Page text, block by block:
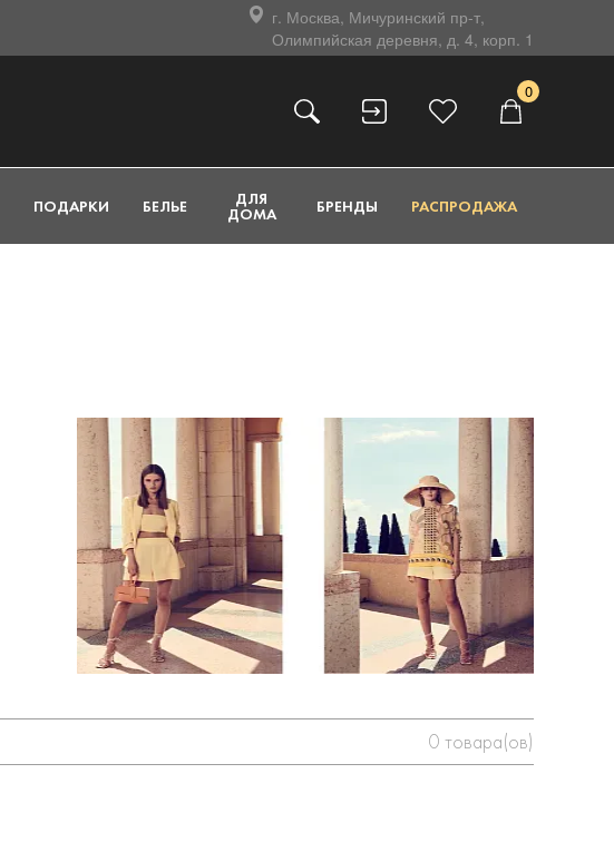
г. Москва, Мичуринский пр-т,
Олимпийская деревня, д. 4, корп. 1
0
ПОДАРКИ БЕЛЬЕ ДЛЯ
ДОМА БРЕНДЫ РАСПРОДАЖА
0 товара(ов)